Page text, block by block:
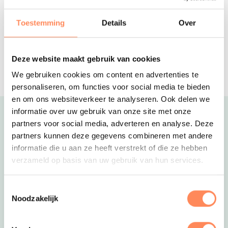
Toestemming Details Over
Deze website maakt gebruik van cookies
We gebruiken cookies om content en advertenties te
personaliseren, om functies voor social media te bieden
en om ons websiteverkeer te analyseren. Ook delen we
informatie over uw gebruik van onze site met onze
partners voor social media, adverteren en analyse. Deze
partners kunnen deze gegevens combineren met andere
informatie die u aan ze heeft verstrekt of die ze hebben
verzameld op basis van uw gebruik van hun services.
Noodzakelijk
beschikbaarheid te bekijken!
Geweldig all-inclusive hotel in Drenthe.
meer; alles onder 1 dak!
dag in een fijne familiekamer in
Apeldoorn
Uitgelicht